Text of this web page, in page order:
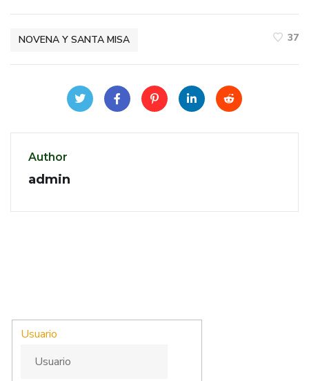
NOVENA Y SANTA MISA 37
Author
admin
Usuario